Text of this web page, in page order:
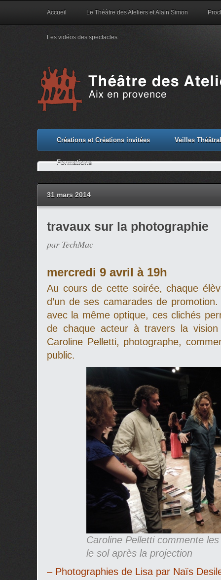
Accueil Le Théâtre des Ateliers et Alain Simon
Les vidéos des spectacles
Créations et Créations invitées Veilles
Formations
31 mars 2014
travaux sur la photographie
par TechMac
mercredi 9 avril à 19h
Au cours de cette soirée, chaque
d’un de ses camarades de
avec la même optique, ces clichés
de chaque acteur à travers la
Caroline Pelletti, photographe,
public.
Caroline Pelletti commente
le sol après la projection
– Photographies de Lisa par Naïs